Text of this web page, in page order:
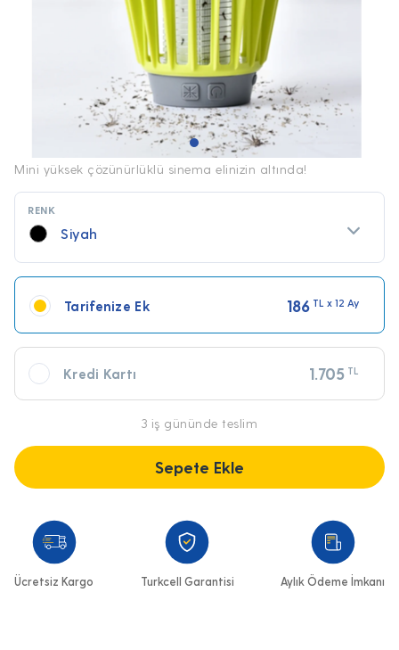
Mini yüksek çözünürlüklü sinema elinizin altında!
RENK
Siyah
Tarifenize Ek 186 TL x 12 Ay
Kredi Kartı 1.705 TL
3 iş gününde teslim
Sepete Ekle
Ücretsiz Kargo Turkcell Garantisi Aylık Ödeme İmkanı